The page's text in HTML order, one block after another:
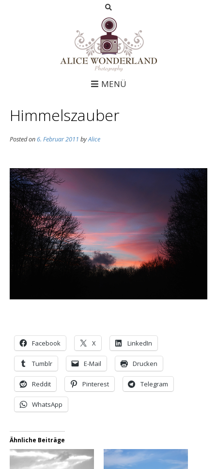
MENÜ
Himmelszauber
Posted on6. Februar 2011 byAlice
Facebook X LinkedIn
Tumblr E-Mail Drucken
Reddit Pinterest Telegram
WhatsApp
Ähnliche Beiträge